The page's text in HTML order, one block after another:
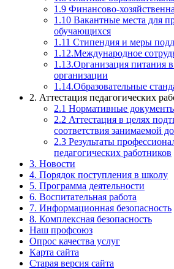
1.9 Финансово-
1.10 Вакантные места для
обучающихся
1.11 Стипендия и меры
1.12.Международное
1.13.Организация питания
организации
1.14.Образовательные
2. Аттестация педагогических
2.1 Нормативные
2.2 Аттестация в целях
соответствия занимаемой
2.3 Результаты
педагогических работников
3. Новости
4. Порядок поступления в школу
5. Программа деятельности
6. Воспитательная работа
7. Информационная безопасность
8. Комплексная безопасность
Наш профсоюз
Опрос качества услуг
Карта сайта
Старая версия сайта